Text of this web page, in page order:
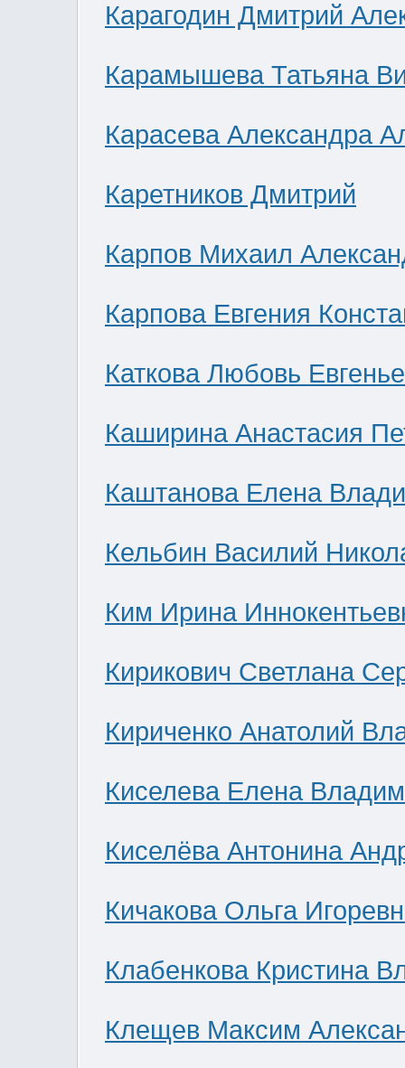
Карагодин Дмитрий
Карамышева Татьяна
Карасева Александра
Каретников Дмитрий
Карпов Михаил
Карпова Евгения
Каткова Любовь
Каширина Анастасия
Каштанова Елена
Кельбин Василий
Ким Ирина
Кирикович Светлана
Кириченко Анатолий
Киселева Елена
Киселёва Антонина
Кичакова Ольга
Клабенкова Кристина
Клещев Максим